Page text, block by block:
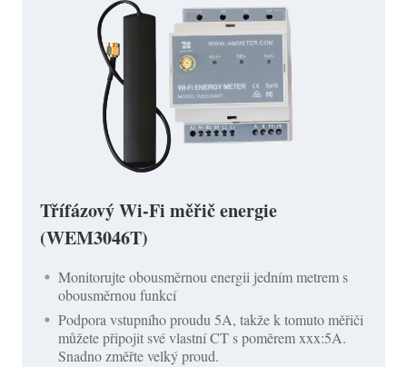
Třífázový Wi-Fi měřič energie
(WEM3046T)
Monitorujte obousměrnou energii jedním metrem s
obousměrnou funkcí
Podpora vstupního proudu 5A, takže k tomuto měřiči
můžete připojit své vlastní CT s poměrem xxx:5A.
Snadno změřte velký proud.